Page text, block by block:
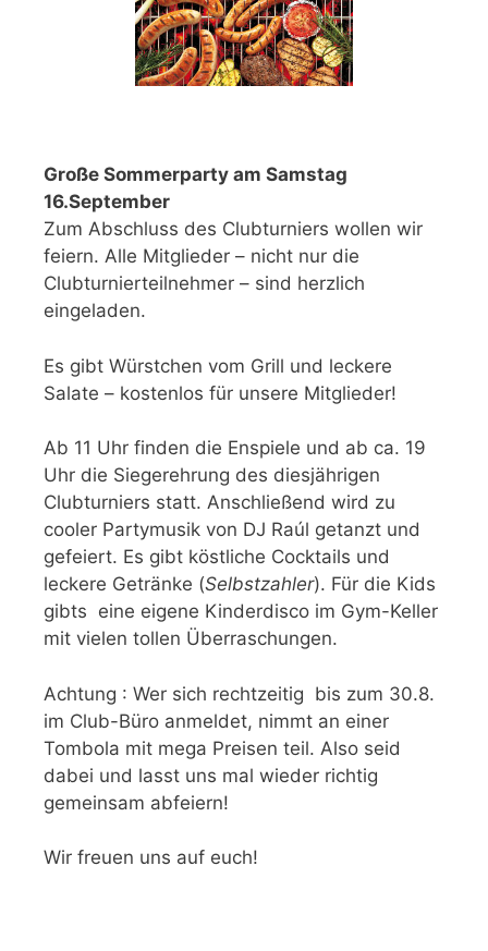
Große Sommerparty am Samstag
16.September
Zum Abschluss des Clubturniers wollen wir
feiern. Alle Mitglieder – nicht nur die
Clubturnierteilnehmer – sind herzlich
eingeladen.
Es gibt Würstchen vom Grill und leckere
Salate – kostenlos für unsere Mitglieder!
Ab 11 Uhr finden die Enspiele und ab ca. 19
Uhr die Siegerehrung des diesjährigen
Clubturniers statt. Anschließend wird zu
cooler Partymusik von DJ Raúl getanzt und
gefeiert. Es gibt köstliche Cocktails und
leckere Getränke (Selbstzahler). Für die Kids
gibts eine eigene Kinderdisco im Gym-Keller
mit vielen tollen Überraschungen.
Achtung : Wer sich rechtzeitig bis zum 30.8.
im Club-Büro anmeldet, nimmt an einer
Tombola mit mega Preisen teil. Also seid
dabei und lasst uns mal wieder richtig
gemeinsam abfeiern!
Wir freuen uns auf euch!